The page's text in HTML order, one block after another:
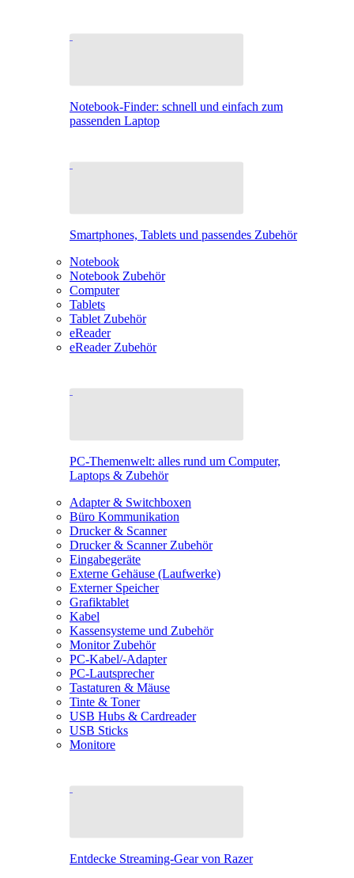
Notebook-Finder: schnell und einfach zum
passenden Laptop
Smartphones, Tablets und passendes Zubehör
Notebook
Notebook Zubehör
Computer
Tablets
Tablet Zubehör
eReader
eReader Zubehör
PC-Themenwelt: alles rund um Computer,
Laptops & Zubehör
Adapter & Switchboxen
Büro Kommunikation
Drucker & Scanner
Drucker & Scanner Zubehör
Eingabegeräte
Externe Gehäuse (Laufwerke)
Externer Speicher
Grafiktablet
Kabel
Kassensysteme und Zubehör
Monitor Zubehör
PC-Kabel/-Adapter
PC-Lautsprecher
Tastaturen & Mäuse
Tinte & Toner
USB Hubs & Cardreader
USB Sticks
Monitore
Entdecke Streaming-Gear von Razer